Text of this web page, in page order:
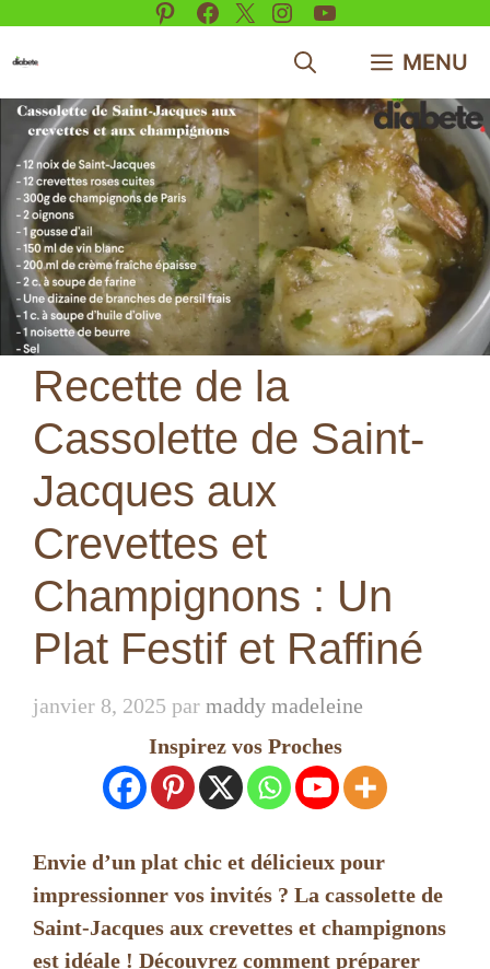
Pinterest
Facebook
X Instagram
YouTube
MENU
Recette de la
Cassolette de Saint-
Jacques aux
Crevettes et
Champignons : Un
Plat Festif et Raffiné
janvier 8, 2025 par maddy madeleine
Inspirez vos Proches
Envie d’un plat chic et délicieux pour
impressionner vos invités ? La cassolette de
Saint-Jacques aux crevettes et champignons
est idéale ! Découvrez comment préparer